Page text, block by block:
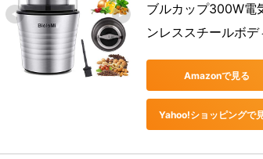
ブルカップ300W電
ンレススチールボ
Amazonで見る
Yahoo!ショッピングで